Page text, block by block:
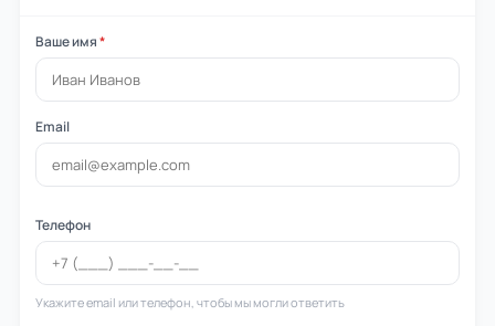
Ваше имя*
Email
Телефон
Укажите email или телефон, чтобы мы могли ответить